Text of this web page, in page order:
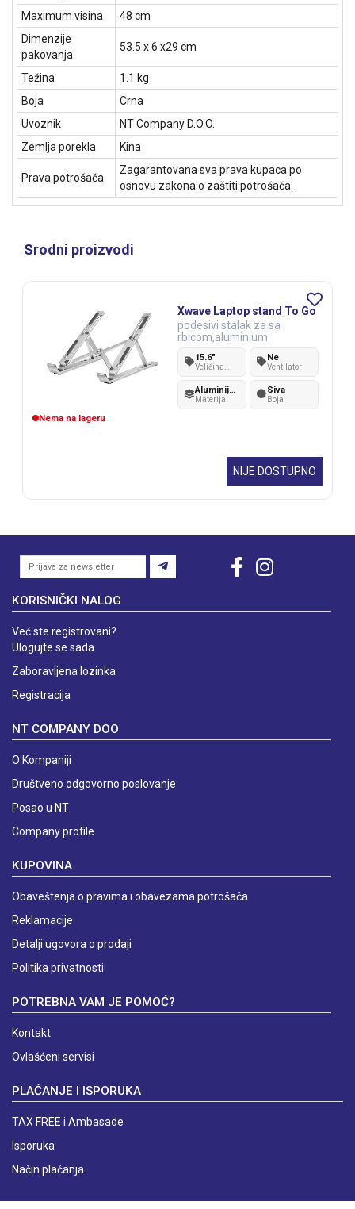
Maximum visina
48 cm
Dimenzije
pakovanja
53.5 x 6 x29 cm
Težina
1.1 kg
Boja
Crna
Uvoznik
NT Company D.O.O.
Zemlja porekla
Kina
Prava potrošača
Zagarantovana sva prava kupaca po
osnovu zakona o zaštiti potrošača.
Srodni proizvodi
Nema na lageru
Xwave Laptop stand To Go
podesivi stalak za sa
rbicom,aluminium
15.6"
Veličina
Ne
Ventilator
Aluminijum
Materijal
Siva
Boja
NIJE DOSTUPNO
KORISNIČKI NALOG
Već ste registrovani?
Ulogujte se sada
Zaboravljena lozinka
Registracija
NT COMPANY DOO
O Kompaniji
Društveno odgovorno poslovanje
Posao u NT
Company profile
KUPOVINA
Obaveštenja o pravima i obavezama potrošača
Reklamacije
Detalji ugovora o prodaji
Politika privatnosti
POTREBNA VAM JE POMOĆ?
Kontakt
Ovlašćeni servisi
PLAĆANJE I ISPORUKA
TAX FREE i Ambasade
Isporuka
Način plaćanja